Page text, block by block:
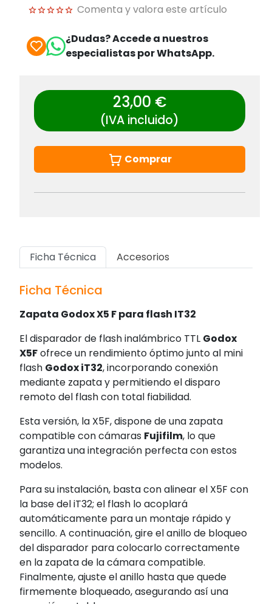
Comenta y valora este artículo
¿Dudas? Accede a nuestros
especialistas por WhatsApp.
23,00 €
(IVA incluido)
Comprar
Ficha Técnica Accesorios
Ficha Técnica
Zapata Godox X5 F para flash IT32
El disparador de flash inalámbrico TTL Godox
X5Fofrece un rendimiento óptimo junto al mini
flash Godox iT32, incorporando conexión
mediante zapata y permitiendo el disparo
remoto del flash con total fiabilidad.
Esta versión, la X5F, dispone de una zapata
compatible con cámaras Fujifilm, lo que
garantiza una integración perfecta con estos
modelos.
Para su instalación, basta con alinear el X5F con
la base del iT32; el flash lo acoplará
automáticamente para un montaje rápido y
sencillo. A continuación, gire el anillo de bloqueo
del disparador para colocarlo correctamente
en la zapata de la cámara compatible.
Finalmente, ajuste el anillo hasta que quede
firmemente bloqueado, asegurando así una